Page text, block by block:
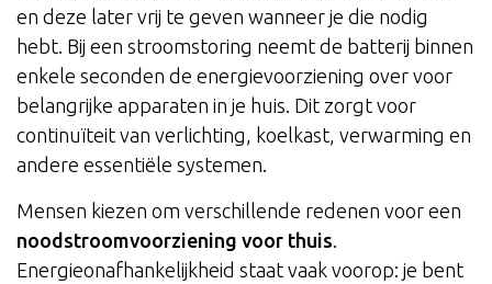
en deze later vrij te geven wanneer je die nodig
hebt. Bij een stroomstoring neemt de batterij binnen
enkele seconden de energievoorziening over voor
belangrijke apparaten in je huis. Dit zorgt voor
continuïteit van verlichting, koelkast, verwarming en
andere essentiële systemen.
Mensen kiezen om verschillende redenen voor een
noodstroomvoorziening voor thuis
Energieonafhankelijkheid staat vaak voorop: je bent